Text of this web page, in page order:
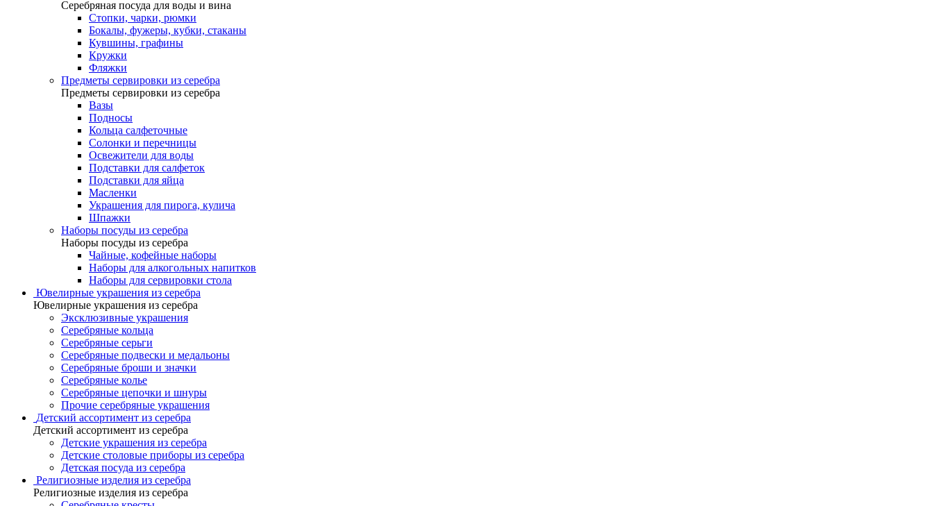
Серебряная посуда для воды и вина
Стопки, чарки, рюмки
Бокалы, фужеры, кубки, стаканы
Кувшины, графины
Кружки
Фляжки
Предметы сервировки из серебра
Предметы сервировки из серебра
Вазы
Подносы
Кольца салфеточные
Солонки и перечницы
Освежители для воды
Подставки для салфеток
Подставки для яйца
Масленки
Украшения для пирога, кулича
Шпажки
Наборы посуды из серебра
Наборы посуды из серебра
Чайные, кофейные наборы
Наборы для алкогольных напитков
Наборы для сервировки стола
Ювелирные украшения из серебра
Ювелирные украшения из серебра
Эксклюзивные украшения
Серебряные кольца
Серебряные серьги
Серебряные подвески и медальоны
Серебряные броши и значки
Серебряные колье
Серебряные цепочки и шнуры
Прочие серебряные украшения
Детский ассортимент из серебра
Детский ассортимент из серебра
Детские украшения из серебра
Детские столовые приборы из серебра
Детская посуда из серебра
Религиозные изделия из серебра
Религиозные изделия из серебра